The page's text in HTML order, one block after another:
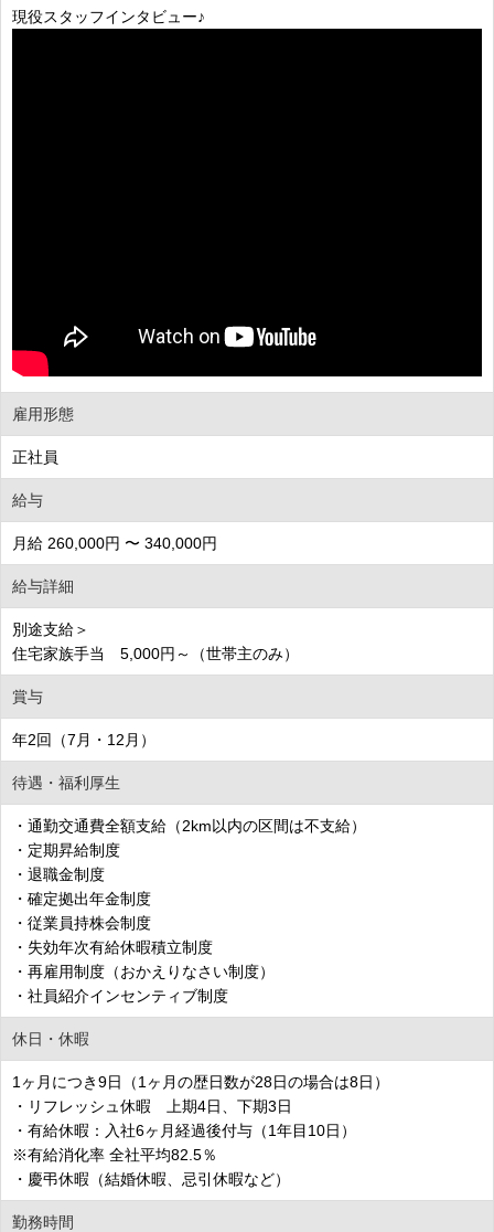
現役スタッフインタビュー♪
雇用形態
正社員
給与
月給 260,000円 〜 340,000円
給与詳細
別途支給＞
住宅家族手当 5,000円～（世帯主のみ）
賞与
年2回（7月・12月）
待遇・福利厚生
・通勤交通費全額支給（2km以内の区間は不支給）
・定期昇給制度
・退職金制度
・確定拠出年金制度
・従業員持株会制度
・失効年次有給休暇積立制度
・再雇用制度（おかえりなさい制度）
・社員紹介インセンティブ制度
休日・休暇
1ヶ月につき9日（1ヶ月の歴日数が28日の場合は8日）
・リフレッシュ休暇 上期4日、下期3日
・有給休暇：入社6ヶ月経過後付与（1年目10日）
※有給消化率 全社平均82.5％
・慶弔休暇（結婚休暇、忌引休暇など）
勤務時間